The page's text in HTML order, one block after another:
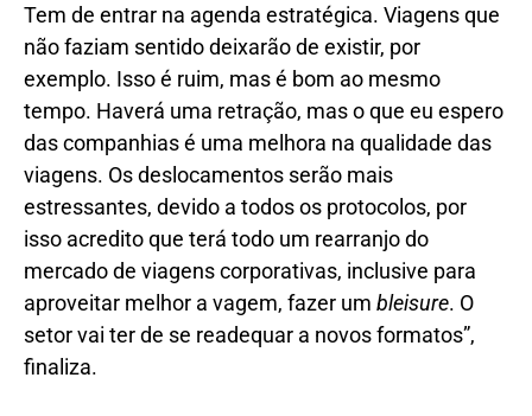
Tem de entrar na agenda estratégica. Viagens que
não faziam sentido deixarão de existir, por
exemplo. Isso é ruim, mas é bom ao mesmo
tempo. Haverá uma retração, mas o que eu espero
das companhias é uma melhora na qualidade das
viagens. Os deslocamentos serão mais
estressantes, devido a todos os protocolos, por
isso acredito que terá todo um rearranjo do
mercado de viagens corporativas, inclusive para
aproveitar melhor a vagem, fazer um bleisure. O
setor vai ter de se readequar a novos formatos”,
finaliza.